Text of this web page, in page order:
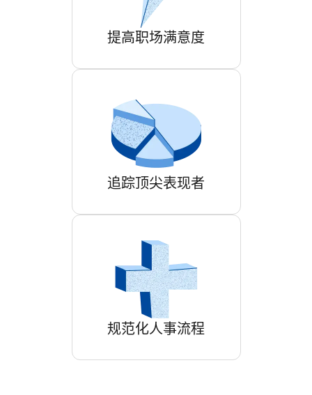
提高职场满意度
追踪顶尖表现者
规范化人事流程